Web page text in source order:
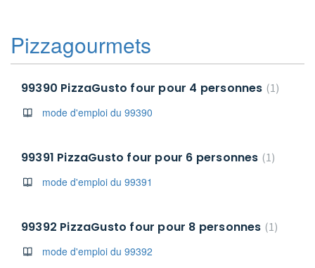
Pizzagourmets
99390 PizzaGusto four pour 4 personnes 1
mode d'emploi du 99390
99391 PizzaGusto four pour 6 personnes 1
mode d'emploi du 99391
99392 PizzaGusto four pour 8 personnes 1
mode d'emploi du 99392